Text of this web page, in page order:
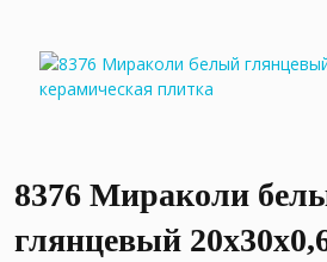
8376 Мираколи
глянцевый